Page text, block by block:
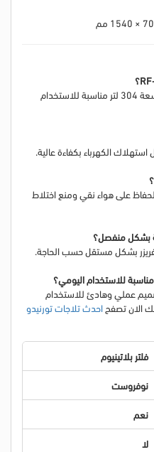
ثلاجة تورنيدو RF-33FTV-DST تأتي بسعة 304 لتر مناسبة للاستخدام
استهلاك الكهرباء بكفاءة عالية.
على هواء نقي ومنع اختلاط
بشكل مستقل حسب الحاجة.
عملي وهادئ للاستخدام
الان تصفحاحدث تلاجات تورنيدو
فلتر بلاتينيوم
نوفروست
نعم
لا